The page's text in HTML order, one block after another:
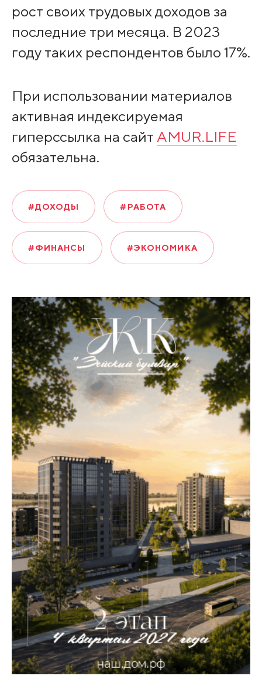
рост своих трудовых доходов за
последние три месяца. В 2023
году таких респондентов было 17%.
При использовании материалов
активная индексируемая
гиперссылка на сайт AMUR.LIFE
обязательна.
#ДОХОДЫ #РАБОТА
#ФИНАНСЫ #ЭКОНОМИКА